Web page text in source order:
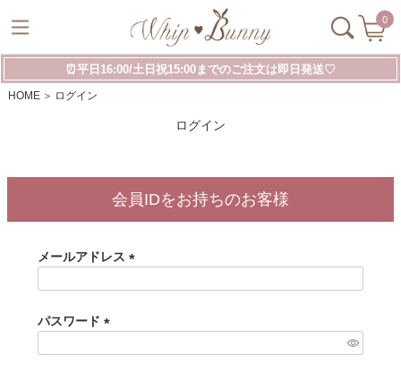
0
⏰平日16:00/土日祝15:00までのご注文は即日発送♡
HOME ログイン
ログイン
会員IDをお持ちのお客様
メールアドレス
)
パスワード